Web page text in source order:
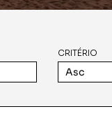
CRITÉRIO